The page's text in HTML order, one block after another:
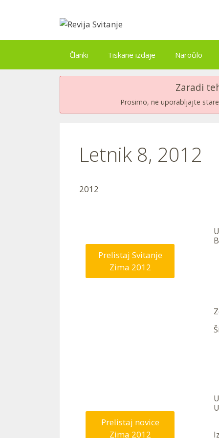
Članki Tiskane izdaje Naročilo
Zaradi
Prosimo, ne uporabljajte
Letnik 8, 2012
2012
Prelistaj Svitanje
Zima 2012
Prelistaj novice
Zima 2012